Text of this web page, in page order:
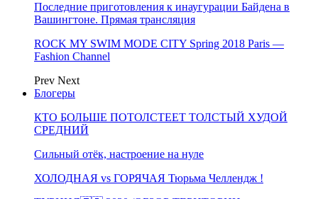
Последние приготовления к инаугурации Байдена в
Вашингтоне. Прямая трансляция
ROCK MY SWIM MODE CITY Spring 2018 Paris —
Fashion Channel
Prev Next
Блогеры
КТО БОЛЬШЕ ПОТОЛСТЕЕТ ТОЛСТЫЙ ХУДОЙ
СРЕДНИЙ
Сильный отёк, настроение на нуле
ХОЛОДНАЯ vs ГОРЯЧАЯ Тюрьма Челлендж !